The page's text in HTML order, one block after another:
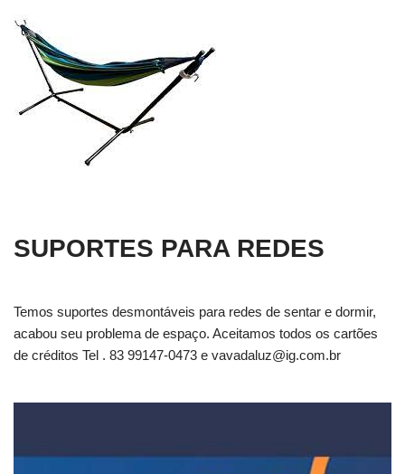
SUPORTES PARA REDES
Temos suportes desmontáveis para redes de sentar e dormir,
acabou seu problema de espaço. Aceitamos todos os cartões
de créditos Tel . 83 99147-0473 e vavadaluz@ig.com.br